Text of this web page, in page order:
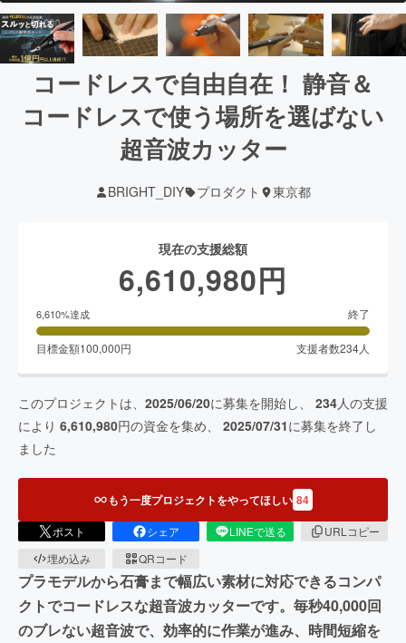
コードレスで自由自在！ 静音＆
コードレスで使う場所を選ばない
超音波カッター
BRIGHT_DIY プロダクト 東京都
現在の支援総額
6,610,980円
6,610%達成 終了
目標金額100,000円 支援者数234人
このプロジェクトは、 2025/06/20に募集を開始し、 234人の支援
により 6,610,980円の資金を集め、 2025/07/31に募集を終了し
ました
もう一度プロジェクトをやってほしい 84
ポスト シェア LINEで送る
URLコピー
埋め込み
QRコード
プラモデルから石膏まで幅広い素材に対応できるコンパ
クトでコードレスな超音波カッターです。毎秒40,000回
のブレない超音波で、効率的に作業が進み、時間短縮を